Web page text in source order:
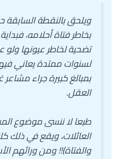
ويلحق بالنقطة
بخاطر فتاة أحلامه،
تضحية لخاطر عيونها
لسنوات ممتدة يعاني
بمبالغ كبيرة جراء
العقل.
طبعا لا ننسى موضوع
العائلات، ويقع في ذلك
والفتاة)!! ومن ورائهم